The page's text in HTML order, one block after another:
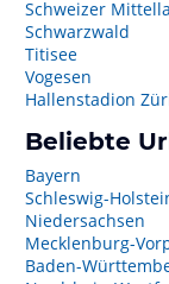
Schweizer
Schwarzwald
Titisee
Vogesen
Hallenstadion
Beliebte
Bayern
Schleswig-
Niedersachsen
Mecklenburg-
Baden-